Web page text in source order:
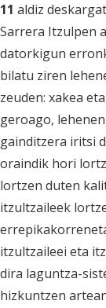
11 aldiz
Sarrera Itzulpen
datorkigun
bilatu ziren
zeuden: xakea
geroago,
gainditzera iritsi
oraindik hori
lortzen duten
itzultzaileek
itzultzaileei eta
dira laguntza-
hizkuntzen